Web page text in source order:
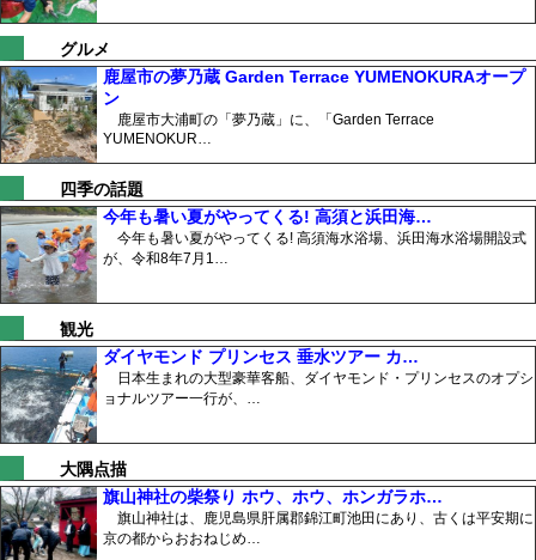
グルメ
鹿屋市の夢乃蔵 Garden Terrace YUMENOKURAオープ
ン
鹿屋市大浦町の「夢乃蔵」に、「Garden Terrace
YUMENOKUR…
四季の話題
今年も暑い夏がやってくる! 高須と浜田海…
今年も暑い夏がやってくる! 高須海水浴場、浜田海水浴場開設式
が、令和8年7月1…
観光
ダイヤモンド プリンセス 垂水ツアー カ…
日本生まれの大型豪華客船、ダイヤモンド・プリンセスのオプシ
ョナルツアー一行が、…
大隅点描
旗山神社の柴祭り ホウ、ホウ、ホンガラホ…
旗山神社は、鹿児島県肝属郡錦江町池田にあり、古くは平安期に
京の都からおおねじめ…